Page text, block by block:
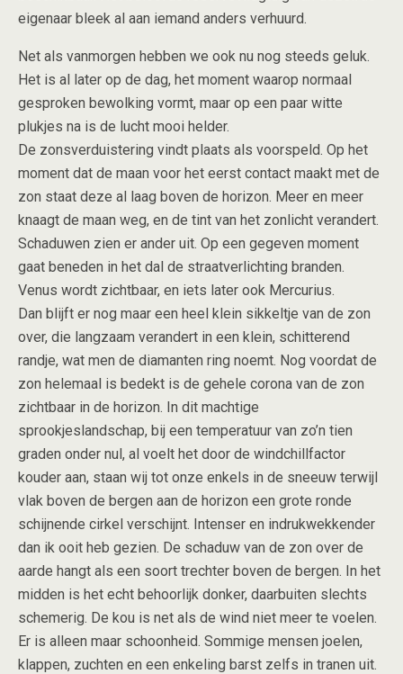
eigenaar bleek al aan iemand anders verhuurd.
Net als vanmorgen hebben we ook nu nog steeds geluk.
Het is al later op de dag, het moment waarop normaal
gesproken bewolking vormt, maar op een paar witte
plukjes na is de lucht mooi helder.
De zonsverduistering vindt plaats als voorspeld. Op het
moment dat de maan voor het eerst contact maakt met de
zon staat deze al laag boven de horizon. Meer en meer
knaagt de maan weg, en de tint van het zonlicht verandert.
Schaduwen zien er ander uit. Op een gegeven moment
gaat beneden in het dal de straatverlichting branden.
Venus wordt zichtbaar, en iets later ook Mercurius.
Dan blijft er nog maar een heel klein sikkeltje van de zon
over, die langzaam verandert in een klein, schitterend
randje, wat men de diamanten ring noemt. Nog voordat de
zon helemaal is bedekt is de gehele corona van de zon
zichtbaar in de horizon. In dit machtige
sprookjeslandschap, bij een temperatuur van zo’n tien
graden onder nul, al voelt het door de windchillfactor
kouder aan, staan wij tot onze enkels in de sneeuw terwijl
vlak boven de bergen aan de horizon een grote ronde
schijnende cirkel verschijnt. Intenser en indrukwekkender
dan ik ooit heb gezien. De schaduw van de zon over de
aarde hangt als een soort trechter boven de bergen. In het
midden is het echt behoorlijk donker, daarbuiten slechts
schemerig. De kou is net als de wind niet meer te voelen.
Er is alleen maar schoonheid. Sommige mensen joelen,
klappen, zuchten en een enkeling barst zelfs in tranen uit.